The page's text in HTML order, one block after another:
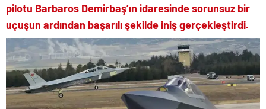
pilotu Barbaros Demirbaş’ın idaresinde sorunsuz bir
uçuşun ardından başarılı şekilde iniş gerçekleştirdi.